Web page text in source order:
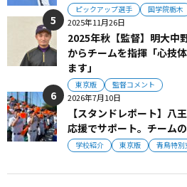
ピックアップ選手 国学院栃木
2025年11月26日
2025年秋【監督】明大中
からチームを指揮「心技
ます」
東京版 監督コメント
2026年7月10日
【スタンドレポート】八
応援でサポート。チーム
学校紹介 東京版 青鳥特別